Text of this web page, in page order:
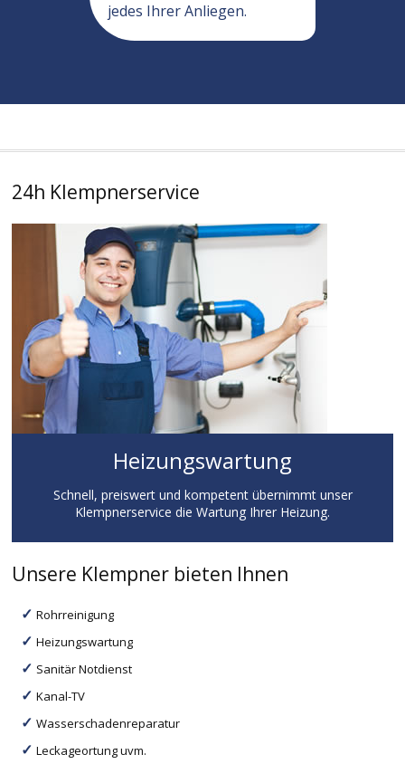
jedes Ihrer Anliegen.
24h Klempnerservice
Heizungswartung
Schnell, preiswert und kompetent übernimmt unser
Klempnerservice die Wartung Ihrer Heizung.
Unsere Klempner bieten Ihnen
Rohrreinigung
Heizungswartung
Sanitär Notdienst
Kanal-TV
Wasserschadenreparatur
Leckageortung uvm.